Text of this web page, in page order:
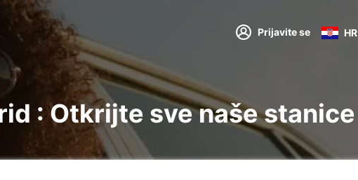
Prijavite se HR
: Otkrijte sve naše stanice